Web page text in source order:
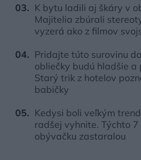
K bytu ladili aj škáry v
Majitelia zbúrali
vyzerá ako z filmov
Pridajte túto surovinu
obliečky budú hladšie a
Starý trik z hotelov
babičky
Kedysi boli veľkým
radšej vyhnite. Týchto
obývačku zastaralou